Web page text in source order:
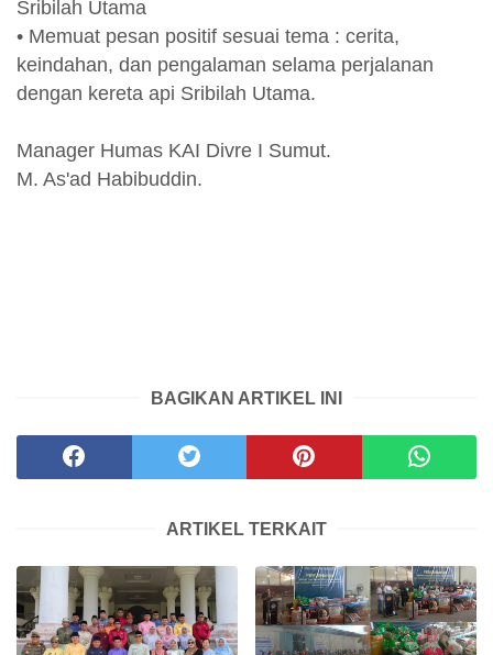
Sribilah Utama
• Memuat pesan positif sesuai tema : cerita,
keindahan, dan pengalaman selama perjalanan
dengan kereta api Sribilah Utama.
Manager Humas KAI Divre I Sumut.
M. As'ad Habibuddin.
BAGIKAN ARTIKEL INI
ARTIKEL TERKAIT